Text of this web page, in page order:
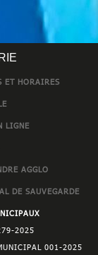
ET HORAIRES
LIGNE
AGGLO
DE SAUVEGARDE
2025
001-2025